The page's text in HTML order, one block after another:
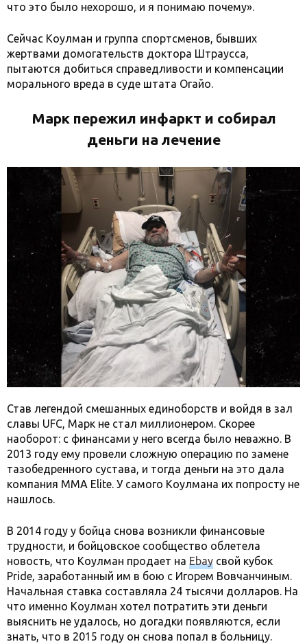
что это было нехорошо, и я понимаю почему».
Сейчас Коулман и группа спортсменов, бывших
жертвами домогательств доктора Штраусса,
пытаются добиться справедливости и компенсации
морального вреда в суде штата Огайо.
Марк пережил инфаркт и собирал
деньги на лечение
Став легендой смешанных единоборств и войдя в зал
славы UFC, Марк не стал миллионером. Скорее
наоборот: с финансами у него всегда было неважно. В
2013 году ему провели сложную операцию по замене
тазобедренного сустава, и тогда деньги на это дала
компания MMA Elite. У самого Коулмана их попросту не
нашлось.
В 2014 году у бойца снова возникли финансовые
трудности, и бойцовское сообщество облетела
новость, что Коулман продает на Ebay свой кубок
Pride, заработанный им в бою с Игорем Вовчанчиным.
Начальная ставка составляла 24 тысячи долларов. На
что именно Коулман хотел потратить эти деньги
выяснить не удалось, но догадки появляются, если
знать, что в 2015 году он снова попал в больницу.